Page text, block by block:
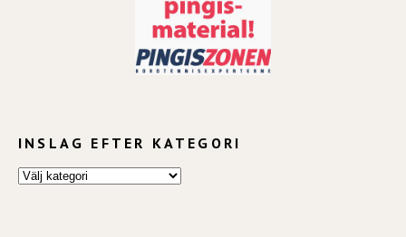
INSLAG EFTER KATEGORI